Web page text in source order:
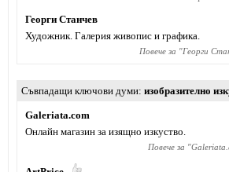
Георги Станчев
Художник. Галерия живопис и графика.
Повече за "Георги
Съвпадащи ключови думи изобразително
Galeriata.com
Онлайн магазин за изящно изкуство.
Повече за "